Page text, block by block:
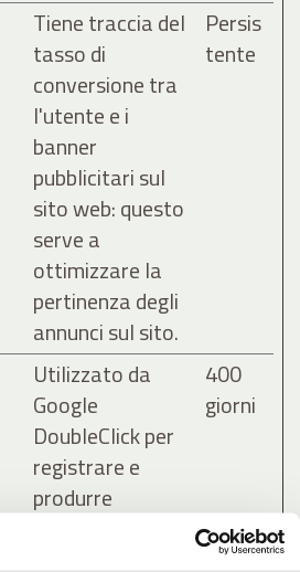
Tiene traccia del
tasso di
conversione tra
l'utente e i
banner
pubblicitari sul
sito web: questo
serve a
ottimizzare la
pertinenza degli
annunci sul sito.
Persis
tente
Utilizzato da
Google
DoubleClick per
registrare e
produrre
400
giorni